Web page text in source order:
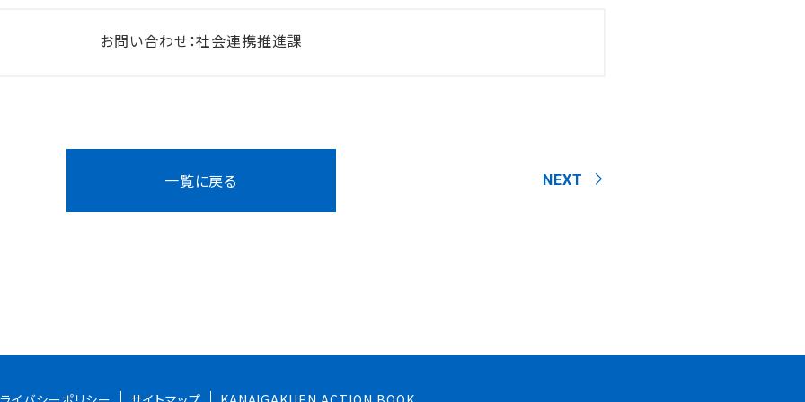
お問い合わせ：社会連携推進課
一覧に戻る NEXT